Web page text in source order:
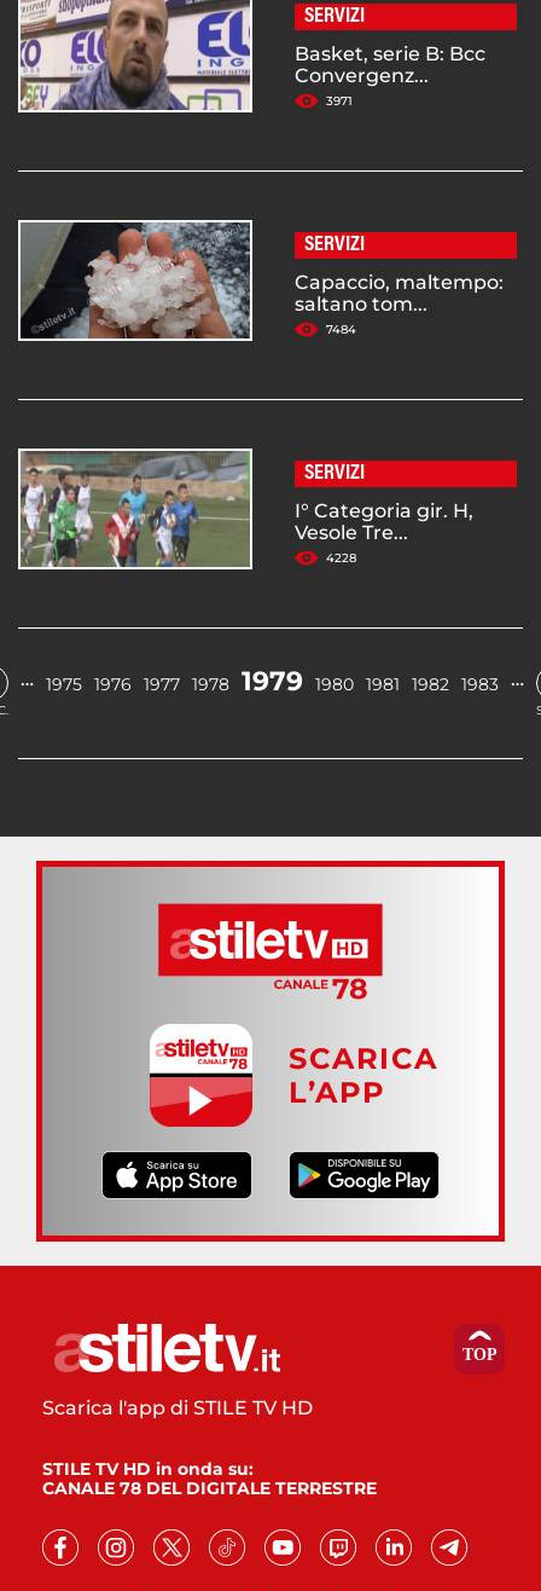
SERVIZI
Basket, serie B: Bcc
Convergenz...
3971
SERVIZI
Capaccio, maltempo:
saltano tom...
7484
SERVIZI
I° Categoria gir. H,
Vesole Tre...
4228
… 1975 1976 1977 1978 1979 1980 1981 1982 1983 …
SCARICA
L’APP
Scarica l'app di STILE TV HD
STILE TV HD in onda su:
CANALE 78 DEL DIGITALE TERRESTRE